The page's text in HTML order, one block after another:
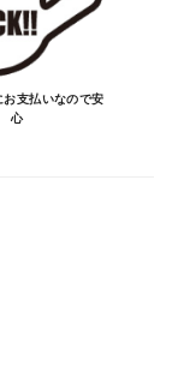
商品が愛
となりま
お支払いなので安
心